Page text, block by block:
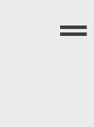
Menü